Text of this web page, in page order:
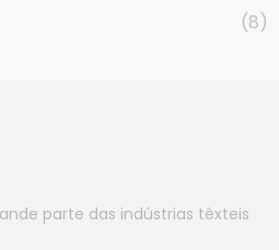
(8)
parte das indústrias têxteis